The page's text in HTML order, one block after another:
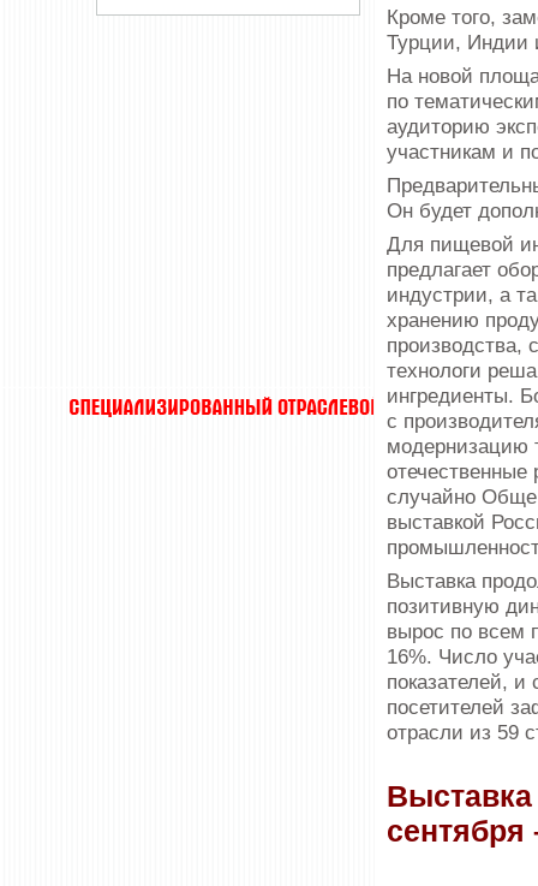
Кроме того,
Турции, Индии
На новой
по
аудиторию
участникам и
Он будет
Для пищевой
предлагает
индустрии, а
хранению
производства,
технологи
ингредиенты.
с
модернизацию
случайно
выставкой
Выставка
позитивную
вырос по всем
16%. Число
показателей,
посетителей
отрасли из 59